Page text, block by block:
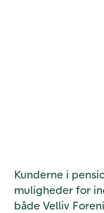
Kunderne i
muligheder for
både Velliv